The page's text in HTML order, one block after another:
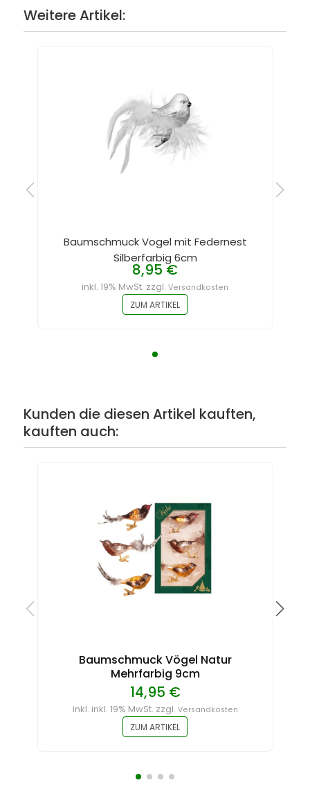
Weitere Artikel:
Baumschmuck Vogel mit Federnest
Silberfarbig 6cm
8,95 €
inkl. 19% MwSt. zzgl.Versandkosten
ZUM ARTIKEL
Kunden die diesen Artikel kauften,
kauften auch:
Baumschmuck Vögel Natur
Mehrfarbig 9cm
14,95 €
inkl. inkl. 19% MwSt. zzgl. Versandkosten
ZUM ARTIKEL